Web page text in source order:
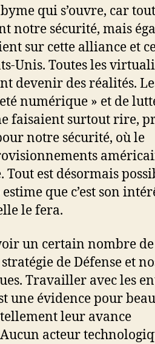
qui s’ouvre, car
notre sécurité, mais
sur cette alliance et
Unis. Toutes les
devenir des réalités.
numérique » et de
faisaient surtout rire,
notre sécurité, où le
est désormais
que c’est son
le fera.
un certain nombre de
de Défense et
Travailler avec les
une évidence pour
leur avance
acteur